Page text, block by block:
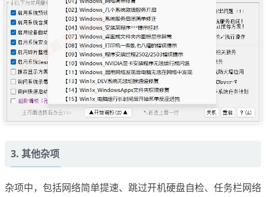
3. 其他杂项
杂项中，包括网络简单提速、跳过开机硬盘自检、任务栏网络